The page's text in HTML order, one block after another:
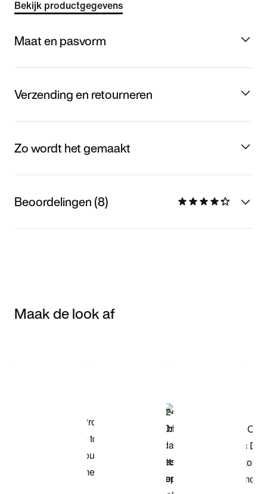
Bekijk productgegevens
Maat en pasvorm
Verzending en retourneren
Zo wordt het gemaakt
Beoordelingen (8)
Maak de look af